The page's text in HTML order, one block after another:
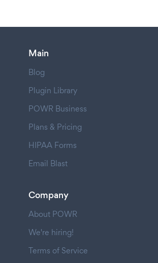
Main
Blog
Plugin Library
POWR Business
Plans & Pricing
HIPAA Forms
Email Blast
Company
About POWR
We're hiring!
Terms of Service